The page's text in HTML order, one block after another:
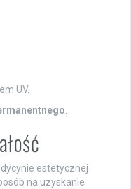
UV.
.
estetycznej
na uzyskanie